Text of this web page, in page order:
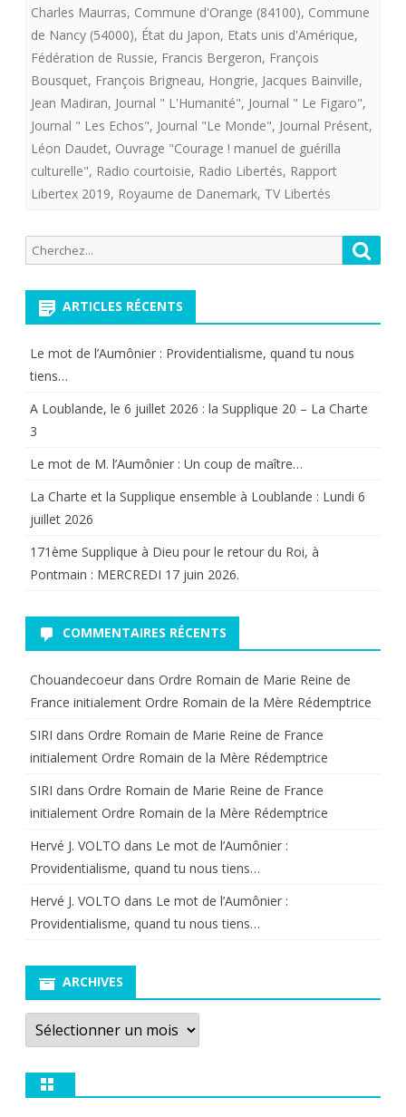
d’un
libre
journal.
PRESENT
des
quotidiens
politique
générale.
Charles Maurras, Commune d'Orange (84100), Commune
de Nancy (54000), État du Japon, Etats unis d'Amérique,
Fédération de Russie, Francis Bergeron, François
Bousquet, François Brigneau, Hongrie, Jacques Bainville,
Jean Madiran, Journal " L'Humanité", Journal " Le Figaro",
Journal " Les Echos", Journal "Le Monde", Journal Présent,
Léon Daudet, Ouvrage "Courage ! manuel de guérilla
culturelle", Radio courtoisie, Radio Libertés, Rapport
Libertex 2019, Royaume de Danemark, TV Libertés
Recherche
pour:
ARTICLES RÉCENTS
Le mot de l’Aumônier : Providentialisme, quand tu nous
tiens…
A Loublande, le 6 juillet 2026 : la Supplique 20 – La Charte
3
Le mot de M. l’Aumônier : Un coup de maître…
La Charte et la Supplique ensemble à Loublande : Lundi 6
juillet 2026
171ème Supplique à Dieu pour le retour du Roi, à
Pontmain : MERCREDI 17 juin 2026.
COMMENTAIRES RÉCENTS
Chouandecoeur dans Ordre Romain de Marie Reine de
France initialement Ordre Romain de la Mère Rédemptrice
SIRI dans Ordre Romain de Marie Reine de France
initialement Ordre Romain de la Mère Rédemptrice
SIRI dans Ordre Romain de Marie Reine de France
initialement Ordre Romain de la Mère Rédemptrice
Hervé J. VOLTO dans Le mot de l’Aumônier :
Providentialisme, quand tu nous tiens…
Hervé J. VOLTO dans Le mot de l’Aumônier :
Providentialisme, quand tu nous tiens…
ARCHIVES
Archives